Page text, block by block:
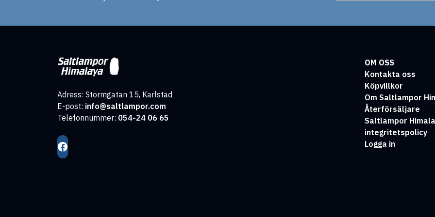
Adress: Stormgatan 15, Karlstad
E-post: info@saltlampor.com
Telefonnummer: 054-24 06 65
OM OSS
Kontakta oss
Köpvillkor
Om Saltlampor
Återförsäljare
Saltlampor
integritetspolicy
Logga in